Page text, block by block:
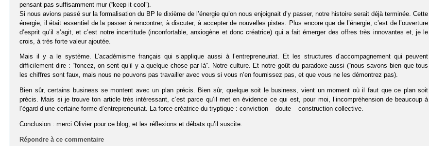
pensant pas suffisamment mur (“keep it cool”).
Si nous avions passé sur la formalisation du BP le dixième de l’énergie qu’on nous enjoignait d’y passer, notre histoire serait déjà terminée. Cette
énergie, il était essentiel de la passer à rencontrer, à discuter, à accepter de nouvelles pistes. Plus encore que de l’énergie, c’est de l’ouverture
d’esprit qu’il s’agit, et c’est notre incertitude (inconfortable, anxiogène et donc créatrice) qui a fait émerger des offres très innovantes et, je le
crois, à très forte valeur ajoutée.
Mais il y a le système. L’académisme français qui s’applique aussi à l’entrepreneuriat. Et les structures d’accompagnement qui peuvent
difficilement dire : “foncez, on sent qu’il y a quelque chose par là”. Notre culture. Et notre goût du paradoxe aussi (“nous savons bien que tous
les chiffres sont faux, mais nous ne pouvons pas travailler avec vous si vous n’en fournissez pas, et que vous ne les démontrez pas).
Bien sûr, certains business se montent avec un plan précis. Bien sûr, quelque soit le business, vient un moment où il faut que ce plan soit
précis. Mais si je trouve ton article très intéressant, c’est parce qu’il met en évidence ce qui est, pour moi, l’incompréhension de beaucoup à
l’égard d’une certaine forme d’entrepreneuriat. La force créatrice du tryptique : conviction – doute – construction collective.
Conclusion : merci Olivier pour ce blog, et les réflexions et débats qu’il suscite.
Répondre à ce commentaire